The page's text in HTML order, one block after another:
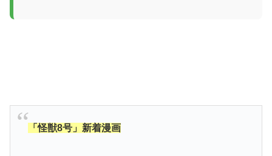
「怪獣8号」新着漫画